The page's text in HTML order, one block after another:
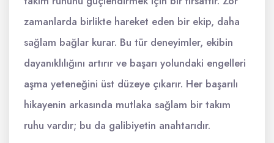
zamanlarda birlikte hareket eden bir ekip, daha
sağlam bağlar kurar. Bu tür deneyimler, ekibin
dayanıklılığını artırır ve başarı yolundaki engelleri
aşma yeteneğini üst düzeye çıkarır. Her başarılı
hikayenin arkasında mutlaka sağlam bir takım
ruhu vardır; bu da galibiyetin anahtarıdır.